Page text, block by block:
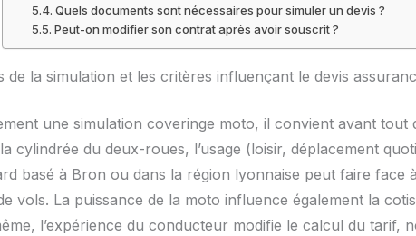
Quels documents sont nécessaires pour simuler un devis ?
Peut-on modifier son contrat après avoir souscrit ?
de la simulation et les critères influençant le devis
une simulation coveringe moto, il convient avant
cylindrée du deux-roues, l’usage (loisir, déplacement
basé à Bron ou dans la région lyonnaise peut faire
vols. La puissance de la moto influence également la
l’expérience du conducteur modifie le calcul du tarif,